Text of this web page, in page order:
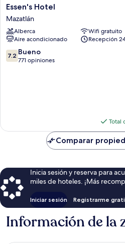
Essen's
Hotel
Mazatlán
Essen's Hotel
Mazatlán
Alberca
Wifi gratuito
Aire acondicionado
Recepción
7.2
de
7.2 Bueno
771 opiniones
Total
Comparar
Inicia sesión y reserva para
miles de hoteles. ¡Más
Iniciar sesión Registrarme
Información de la